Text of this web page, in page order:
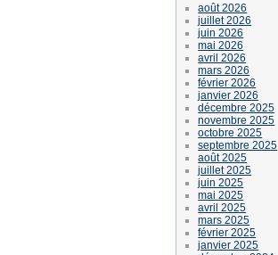
août 2026
juillet 2026
juin 2026
mai 2026
avril 2026
mars 2026
février 2026
janvier 2026
décembre 2025
novembre 2025
octobre 2025
septembre 2025
août 2025
juillet 2025
juin 2025
mai 2025
avril 2025
mars 2025
février 2025
janvier 2025